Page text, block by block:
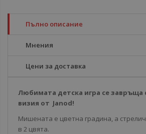
Пълно описание
Мнения
Цени за доставка
Любимата детска игра се завръща
визия от Janod!
Мишената е цветна градина, а
в 2 цвята.